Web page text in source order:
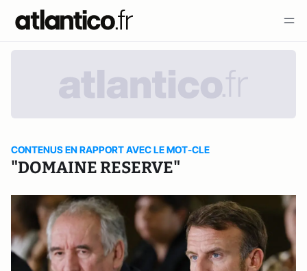
CONTENUS EN RAPPORT AVEC LE MOT-CLE
"DOMAINE RESERVE"